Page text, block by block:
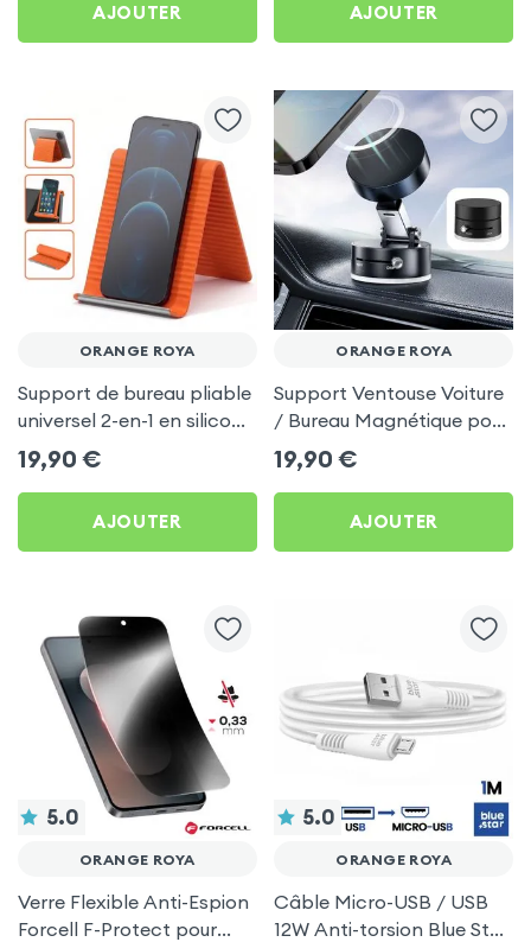
AJOUTER AJOUTER
ORANGE ROYA
Support de bureau pliable
universel 2-en-1 en silicone
pour smartphone et
tablette - Orange
19,90 €
AJOUTER
ORANGE ROYA
Support Ventouse Voiture
/ Bureau Magnétique pour
Orange Roya
19,90 €
AJOUTER
5.0
ORANGE ROYA
Verre Flexible Anti-Espion
Forcell F-Protect pour
5.0
ORANGE ROYA
Câble Micro-USB / USB
12W Anti-torsion Blue Star